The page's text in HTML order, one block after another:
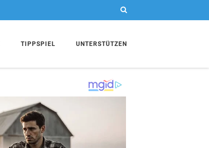
TIPPSPIEL UNTERSTÜTZEN